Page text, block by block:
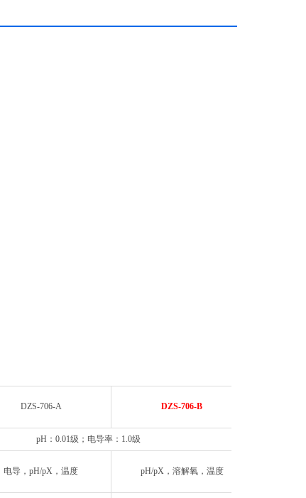
DZS-706-A DZS-706-B
pH：0.01级；电导率：1.0级
电导，pH/pX，温度 pH/pX，溶解氧，温度